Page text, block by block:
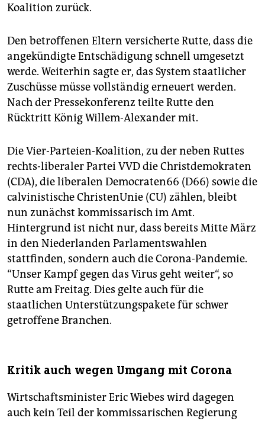
Koalition zurück.
Den betroffenen Eltern versicherte Rutte, dass die
angekündigte Entschädigung schnell umgesetzt
werde. Weiterhin sagte er, das System staatlicher
Zuschüsse müsse vollständig erneuert werden.
Nach der Pressekonferenz teilte Rutte den
Rücktritt König Willem-Alexander mit.
Die Vier-Parteien-Koalition, zu der neben Ruttes
rechts-liberaler Partei VVD die Christdemokraten
(CDA), die liberalen Democraten66 (D66) sowie die
calvinistische ChristenUnie (CU) zählen, bleibt
nun zunächst kommissarisch im Amt.
Hintergrund ist nicht nur, dass bereits Mitte März
in den Niederlanden Parlamentswahlen
stattfinden, sondern auch die Corona-Pandemie.
“Unser Kampf gegen das Virus geht weiter“, so
Rutte am Freitag. Dies gelte auch für die
staatlichen Unterstützungspakete für schwer
getroffene Branchen.
Kritik auch wegen Umgang mit Corona
Wirtschaftsminister Eric Wiebes wird dagegen
auch kein Teil der kommissarischen Regierung